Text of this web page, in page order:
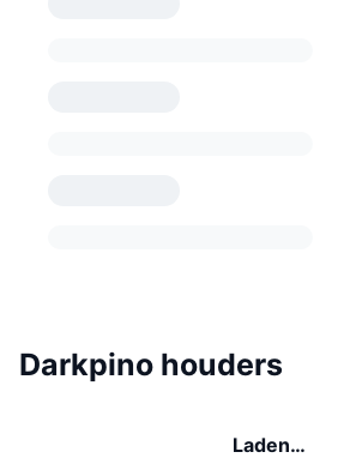
Darkpino houders
Laden…